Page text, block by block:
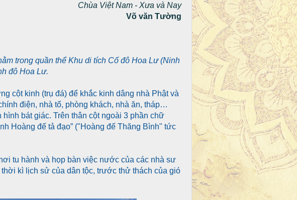
Chùa Việt Nam - Xưa và Nay
Võ văn Tường
trong quần thể Khu di tích Cố đô Hoa Lư (Ninh
đô Hoa Lư.
cột kinh (trụ đá) để khắc kinh dâng nhà Phật và
điện, nhà tổ, phòng khách, nhà ăn, tháp…
bát giác. Trên thân cột ngoài 3 phần chữ
Hoàng đế tả đạo” ("Hoàng đế Thăng Bình" tức
tu hành và họp bàn việc nước của các nhà sư
kì lịch sử của dân tộc, trước thử thách của gió